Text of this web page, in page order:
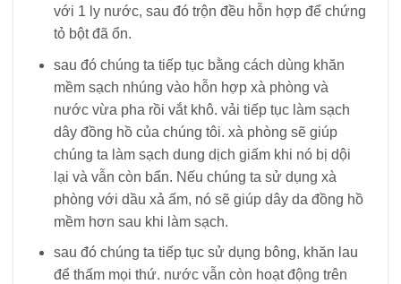
với 1 ly nước, sau đó trộn đều hỗn hợp để chứng
tỏ bột đã ổn.
sau đó chúng ta tiếp tục bằng cách dùng khăn
mềm sạch nhúng vào hỗn hợp xà phòng và
nước vừa pha rồi vắt khô. vải tiếp tục làm sạch
dây đồng hồ của chúng tôi. xà phòng sẽ giúp
chúng ta làm sạch dung dịch giấm khi nó bị dội
lại và vẫn còn bẩn. Nếu chúng ta sử dụng xà
phòng với dầu xả ấm, nó sẽ giúp dây da đồng hồ
mềm hơn sau khi làm sạch.
sau đó chúng ta tiếp tục sử dụng bông, khăn lau
để thấm mọi thứ. nước vẫn còn hoạt động trên